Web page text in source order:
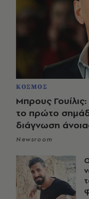
ΚΟΣΜΟΣ
Μπρους
το πρώτο
διάγνωση
Newsroom